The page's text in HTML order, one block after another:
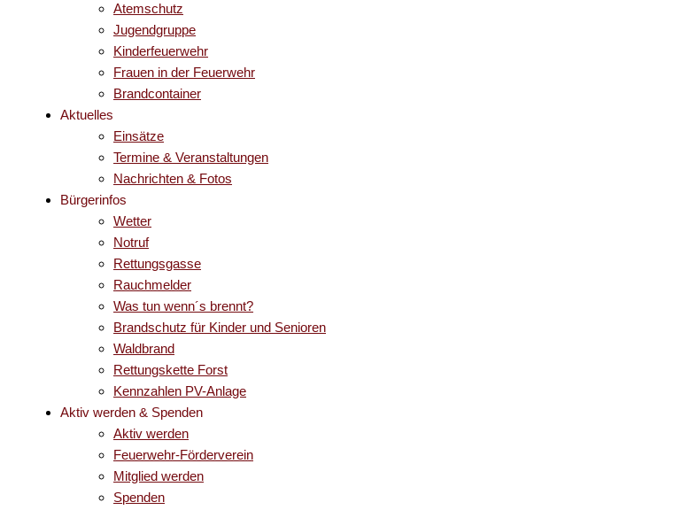
Atemschutz
Jugendgruppe
Kinderfeuerwehr
Frauen in der Feuerwehr
Brandcontainer
Aktuelles
Einsätze
Termine & Veranstaltungen
Nachrichten & Fotos
Bürgerinfos
Wetter
Notruf
Rettungsgasse
Rauchmelder
Was tun wenn´s brennt?
Brandschutz für Kinder und Senioren
Waldbrand
Rettungskette Forst
Kennzahlen PV-Anlage
Aktiv werden & Spenden
Aktiv werden
Feuerwehr-Förderverein
Mitglied werden
Spenden